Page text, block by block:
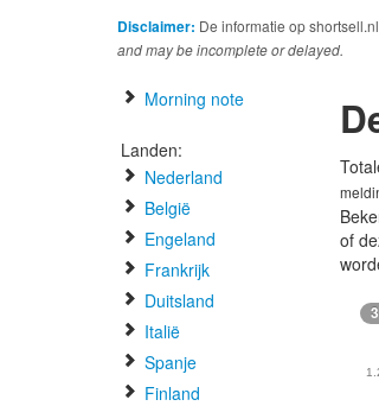
Disclaimer: De informatie op
and may be incomplete or delayed.
Morning note
Landen:
Nederland
België
Engeland
Frankrijk
Duitsland
Italië
Spanje
Finland
of